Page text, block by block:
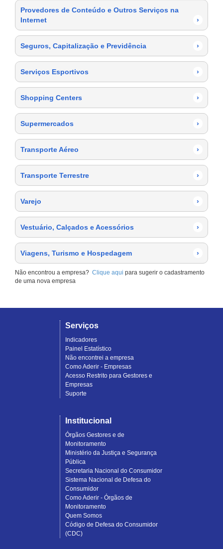
Provedores de Conteúdo e Outros Serviços na
Internet
›
Seguros, Capitalização e Previdência ›
Serviços Esportivos ›
Shopping Centers ›
Supermercados ›
Transporte Aéreo ›
Transporte Terrestre ›
Varejo ›
Vestuário, Calçados e Acessórios ›
Viagens, Turismo e Hospedagem ›
Não encontrou a empresa? Clique aqui para sugerir o cadastramento
de uma nova empresa
Serviços
Indicadores
Painel Estatístico
Não encontrei a empresa
Como Aderir - Empresas
Acesso Restrito para Gestores e
Empresas
Suporte
Institucional
Órgãos Gestores e de
Monitoramento
Ministério da Justiça e Segurança
Pública
Secretaria Nacional do Consumidor
Sistema Nacional de Defesa do
Consumidor
Como Aderir - Órgãos de
Monitoramento
Quem Somos
Código de Defesa do Consumidor
(CDC)